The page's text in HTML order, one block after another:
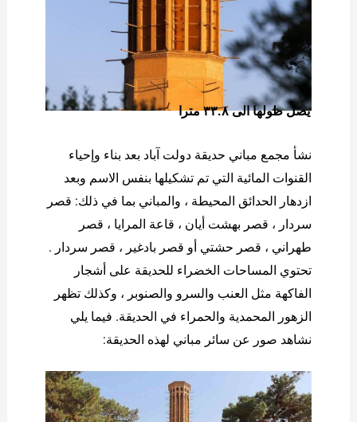
یصل طولها الی ۳۳.۸ مترا
نشأ مجمع مباني حديقة دولت آباد بعد بناء وإحياء
القنوات المائية التي تم تشكيلها بنفس الاسم وبعد
ازدهار الحدائق المحيطة ، والمباني بما في ذلك: قصر
سردار ، قصر بهشت ​​أيان ، قاعة المرايا ، قصر
طهراني ، قصر حشتي أو قصر بادغير ، قصر سردار .
تحتوي المساحات الخضراء للحديقة على أشجار
الفاكهة مثل العنب والسرو والصنوبر ، وكذلك تظهر
الزهور المحمدية والحمراء في الحديقة. فيما يلي
نشاهد صور عن سائر مباني لهذه الحديقة: